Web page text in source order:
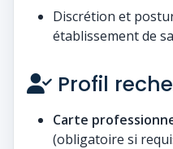
Discrétion et
établissement de
Profil
Carte
(obligatoire si